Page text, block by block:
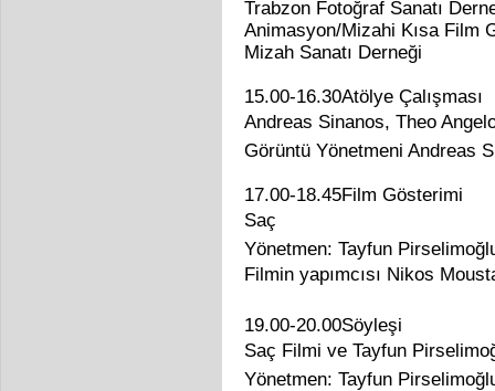
Trabzon Fotoğraf Sanatı
Animasyon/Mizahi Kısa Film
Mizah Sanatı Derneği
15.00-16.30Atölye Çalışması
Andreas Sinanos, Theo
Görüntü Yönetmeni Andreas
17.00-18.45Film Gösterimi
Saç
Yönetmen: Tayfun
Filmin yapımcısı Nikos
19.00-20.00Söyleşi
Saç Filmi ve Tayfun
Yönetmen: Tayfun